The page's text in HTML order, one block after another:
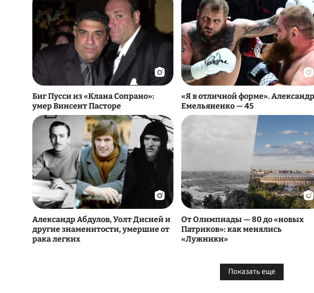
Биг Пусси из «Клана Сопрано»:
умер Винсент Пасторе
«Я в отличной форме».
Емельяненко — 45
Александр Абдулов, Уолт Дисней и
другие знаменитости, умершие от
рака легких
От Олимпиады — 80 до «новых
Патриков»: как менялись
«Лужники»
Показать еще